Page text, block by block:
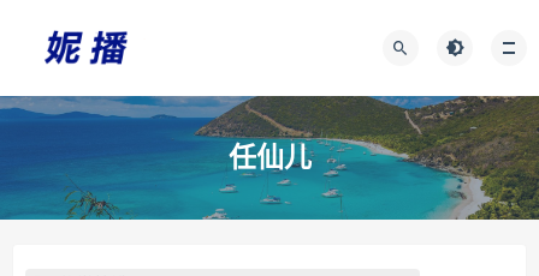
任仙儿